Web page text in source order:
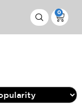
0